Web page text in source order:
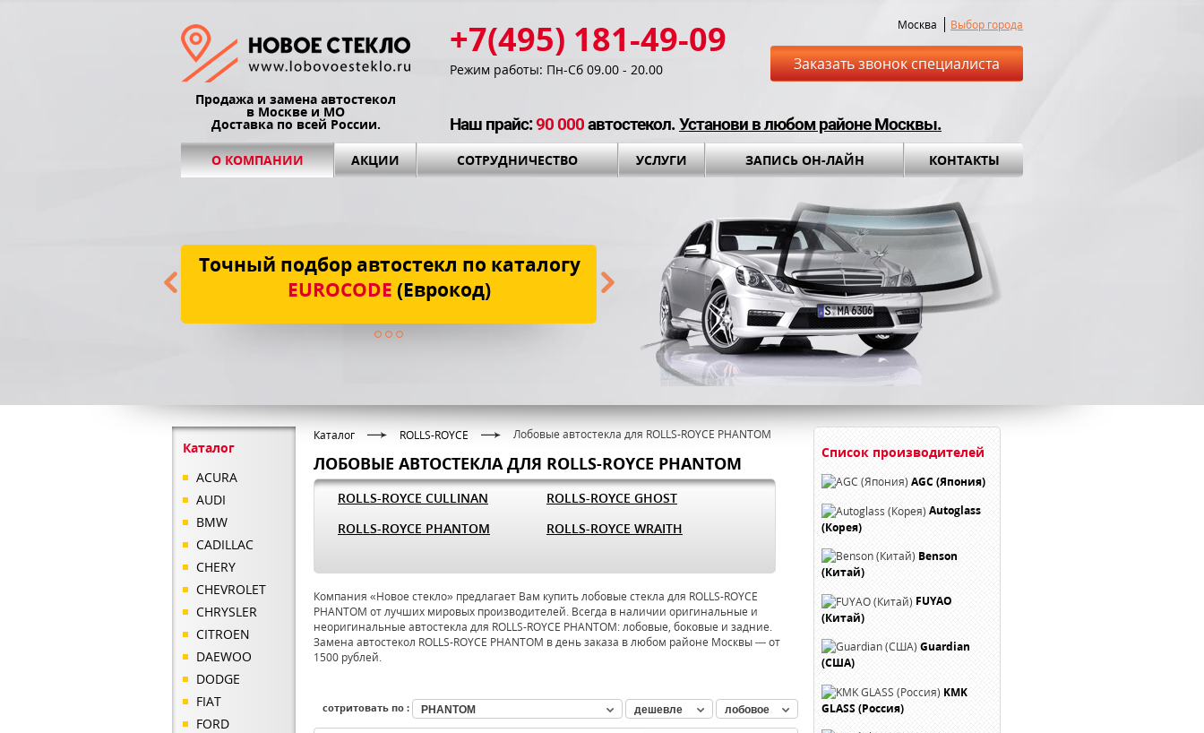
Продажа и замена автостекол
в Москве и МО
Доставка по всей России.
+7(495) 181-49-09
Режим работы: Пн-Сб 09.00 - 20.00
Москва Выбор города
Заказать звонок специалиста
Наш прайс:90 000автостекол.Установи в любом районе Москвы.
О КОМПАНИИ АКЦИИ СОТРУДНИЧЕСТВО УСЛУГИ ЗАПИСЬ ОН-ЛАЙН КОНТАКТЫ
Точный подбор автостекл по каталогу
EUROCODE (Еврокод)
Бесплатная доставка до места
установки и установочный комплект вПОДАРОК!
Каталог
ACURA
AUDI
BMW
CADILLAC
CHERY
CHEVROLET
CHRYSLER
CITROEN
DAEWOO
DODGE
FIAT
FORD
Каталог ROLLS-ROYCE Лобовые автостекла для ROLLS-ROYCE PHANTOM
ЛОБОВЫЕ АВТОСТЕКЛА ДЛЯ ROLLS-ROYCE PHANTOM
ROLLS-ROYCE CULLINAN
ROLLS-ROYCE GHOST
ROLLS-ROYCE PHANTOM
ROLLS-ROYCE WRAITH
Компания «Новое стекло» предлагает Вам купить лобовые стекла для ROLLS-ROYCE
PHANTOM от лучших мировых производителей. Всегда в наличии оригинальные и
неоригинальные автостекла для ROLLS-ROYCE PHANTOM: лобовые, боковые и задние.
Замена автостекол ROLLS-ROYCE PHANTOM в день заказа в любом районе Москвы — от
1500 рублей.
сотритовать по : PHANTOM дешевле лобовое
Список производителей
AGC (Япония)
Autoglass
(Корея)
Benson
(Китай)
FUYAO
(Китай)
Guardian
(США)
KMK
GLASS (Россия)